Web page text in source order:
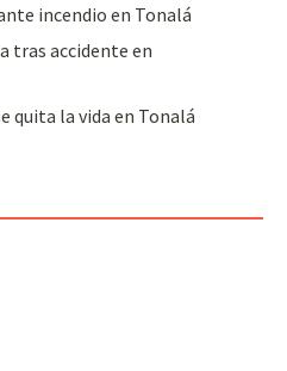
incendio en Tonalá
tras accidente en
quita la vida en Tonalá